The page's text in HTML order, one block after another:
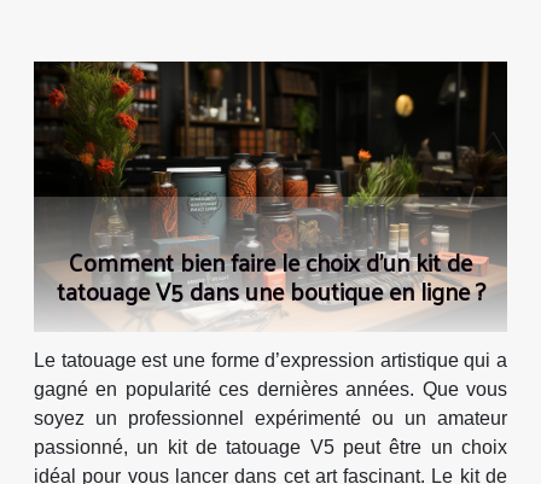
Comment bien faire le choix d’un kit de
tatouage V5 dans une boutique en ligne ?
Le tatouage est une forme d’expression artistique qui a
gagné en popularité ces dernières années. Que vous
soyez un professionnel expérimenté ou un amateur
passionné, un kit de tatouage V5 peut être un choix
idéal pour vous lancer dans cet art fascinant. Le kit de